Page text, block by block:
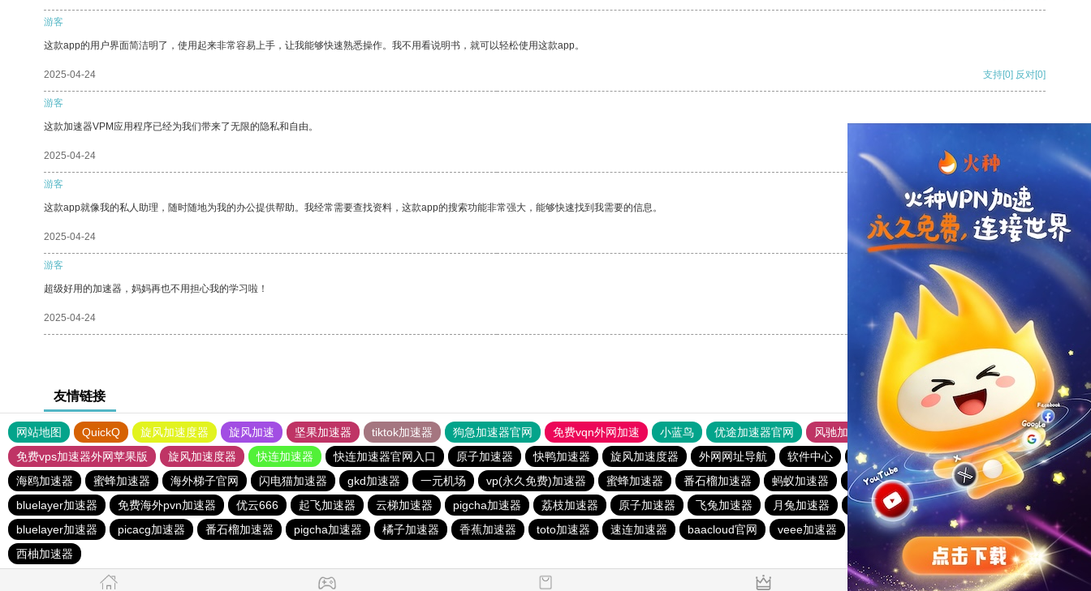
游客
这款app的用户界面简洁明了，使用起来非常容易上手，让我能够快速熟悉操作。我不用看说明书，就可以轻松使用这款app。
2025-04-24 支持[0] 反对[0]
游客
这款加速器VPM应用程序已经为我们带来了无限的隐私和自由。
2025-04-24 支持
游客
这款app就像我的私人助理，随时随地为我的办公提供帮助。我经常需要查找资料，这款app的搜索功能非常强大，能够快速找到我需要的信息。
2025-04-24 支持[0] 反对[0]
游客
超级好用的加速器，妈妈再也不用担心我的学习啦！
2025-04-24 支持[0] 反对[0]
友情链接
网站地图 QuickQ 旋风加速度器 旋风加速 坚果加速器 tiktok加速器 狗急加速器官网 免费vqn外网加速 小蓝鸟 优途加速器官网 风驰加速器
旋风加速器
免费vps加速器外网苹果版
旋风加速度器 快连加速器 快连加速器官网入口 原子加速器 快鸭加速器 旋风加速度器 外网网址导航 软件中心 hammer加速器
纵云梯加速器
海鸥加速器
蜜蜂加速器 海外梯子官网 闪电猫加速器 gkd加速器 一元机场 vp(永久免费)加速器 蜜蜂加速器 番石榴加速器 蚂蚁加速器 点点加速器
veee加速器
bluelayer加速器
免费海外pvn加速器 优云666 起飞加速器 云梯加速器 pigcha加速器 荔枝加速器 原子加速器 飞兔加速器 月兔加速器 香蕉加速器 baacloud官网
ghelper
bluelayer加速器
picacg加速器 番石榴加速器 pigcha加速器 橘子加速器 香蕉加速器 toto加速器 速连加速器 baacloud官网 veee加速器 白鲸加速器 一元机场
哇哇加速器
西柚加速器